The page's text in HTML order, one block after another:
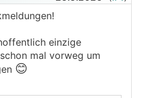
einzige
mal vorweg um
😊